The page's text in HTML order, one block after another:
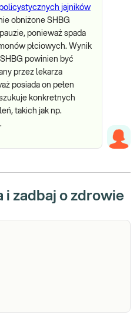
jajników
obniżone SHBG
ponieważ spada
płciowych. Wynik
powinien być
przez lekarza
posiada on pełen
konkretnych
takich jak np.
i zadbaj o zdrowie